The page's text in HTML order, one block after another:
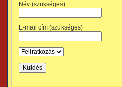
Név (szükséges)
E-mail cím (szükséges)